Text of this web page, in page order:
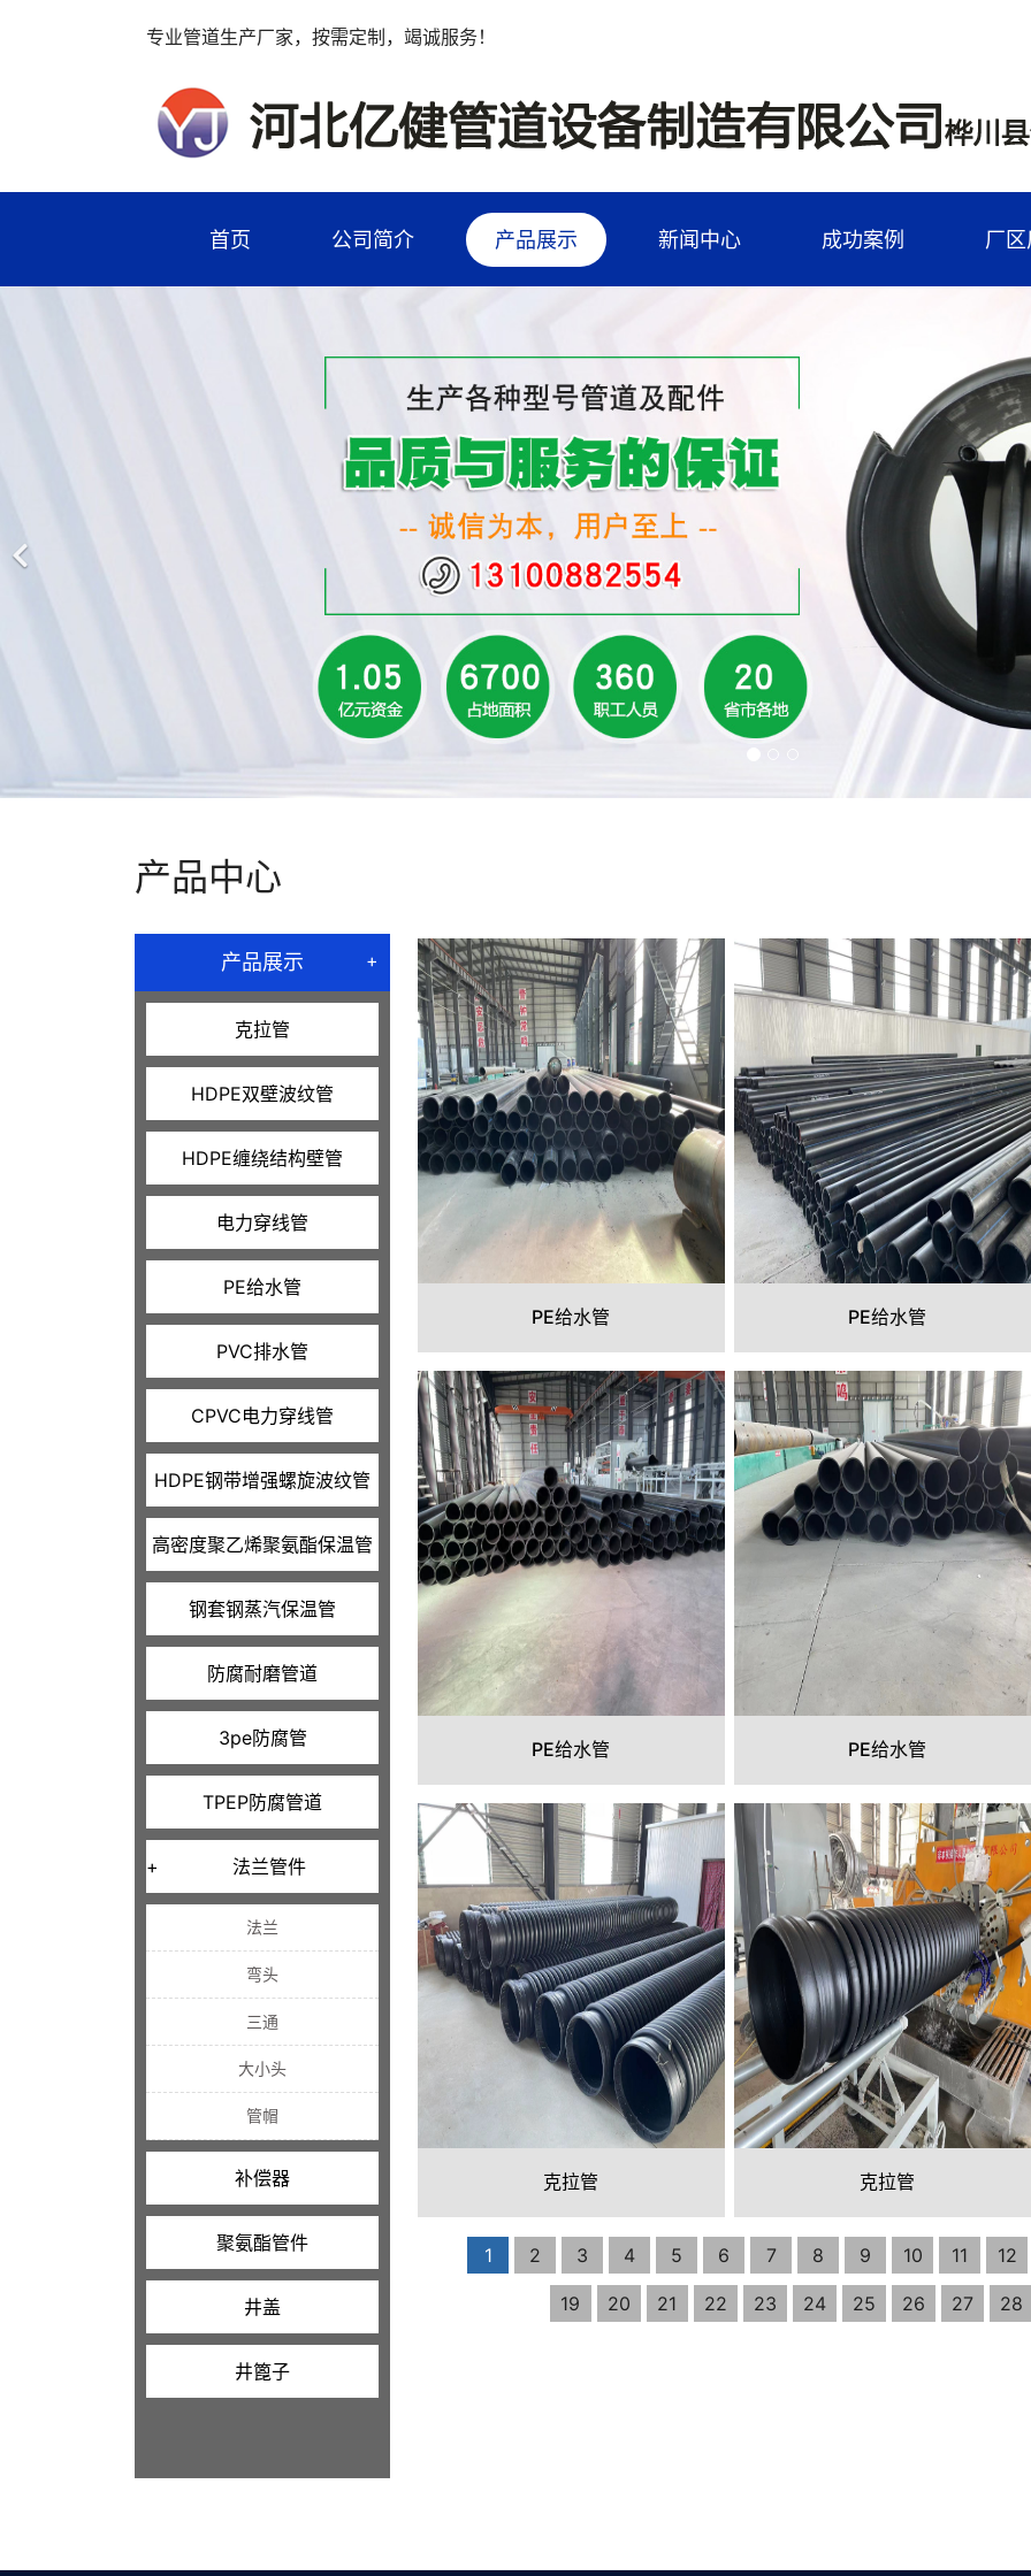
专业管道生产厂家，按需定制，竭诚服务！
首页 公司简介 产品展示 新闻中心 成功案例 厂
产品中心
产品展示 +
克拉管
HDPE双壁波纹管
HDPE缠绕结构壁管
电力穿线管
PE给水管
PVC排水管
CPVC电力穿线管
HDPE钢带增强螺旋波纹管
高密度聚乙烯聚氨酯保温管
钢套钢蒸汽保温管
防腐耐磨管道
3pe防腐管
TPEP防腐管道
+ 法兰管件
法兰
弯头
三通
大小头
管帽
补偿器
聚氨酯管件
井盖
井篦子
PE给水管 PE给水管
PE给水管 PE给水管
克拉管 克拉管
1 2 3 4 5 6 7 8 9 10 11 12
19 20 21 22 23 24 25 26 27 28